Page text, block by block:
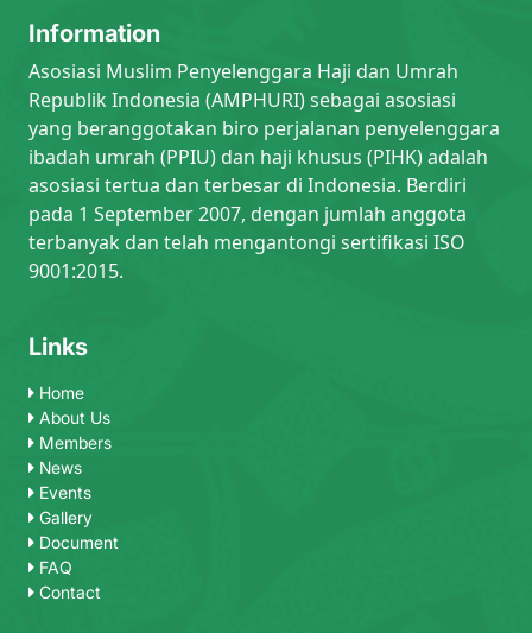
Information
Asosiasi Muslim Penyelenggara Haji dan Umrah
Republik Indonesia (AMPHURI) sebagai asosiasi
yang beranggotakan biro perjalanan penyelenggara
ibadah umrah (PPIU) dan haji khusus (PIHK) adalah
asosiasi tertua dan terbesar di Indonesia. Berdiri
pada 1 September 2007, dengan jumlah anggota
terbanyak dan telah mengantongi sertifikasi ISO
9001:2015.
Links
Home
About Us
Members
News
Events
Gallery
Document
FAQ
Contact